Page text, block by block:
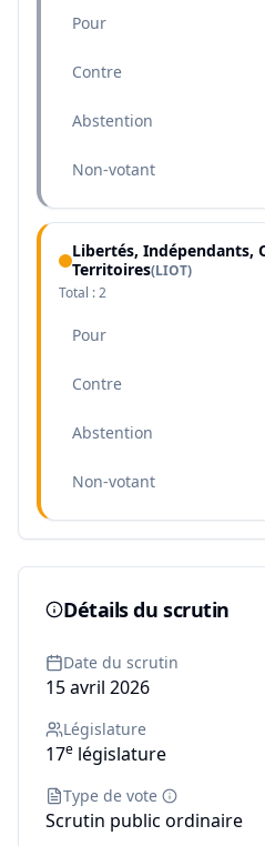
Pour
Contre
Abstention
Non-votant
Libertés, Indépendants,
Territoires(LIOT)
Total :2
Pour
Contre
Abstention
Non-votant
Détails du scrutin
Date du scrutin
15 avril 2026
Législature
17e législature
Type de vote
Scrutin public ordinaire